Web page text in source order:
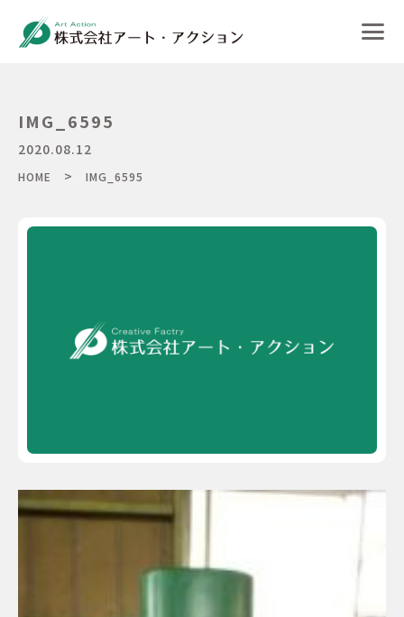
IMG_6595
2020.08.12
HOME > IMG_6595